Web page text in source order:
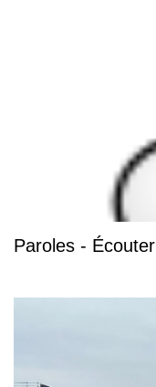
Paroles - Écouter